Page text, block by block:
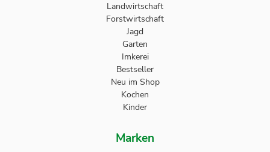
Landwirtschaft
Forstwirtschaft
Jagd
Garten
Imkerei
Bestseller
Neu im Shop
Kochen
Kinder
Marken